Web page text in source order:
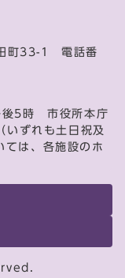
町33-1 電話番
後5時 市役所本庁
ずれも土日祝及
ては、各施設のホ